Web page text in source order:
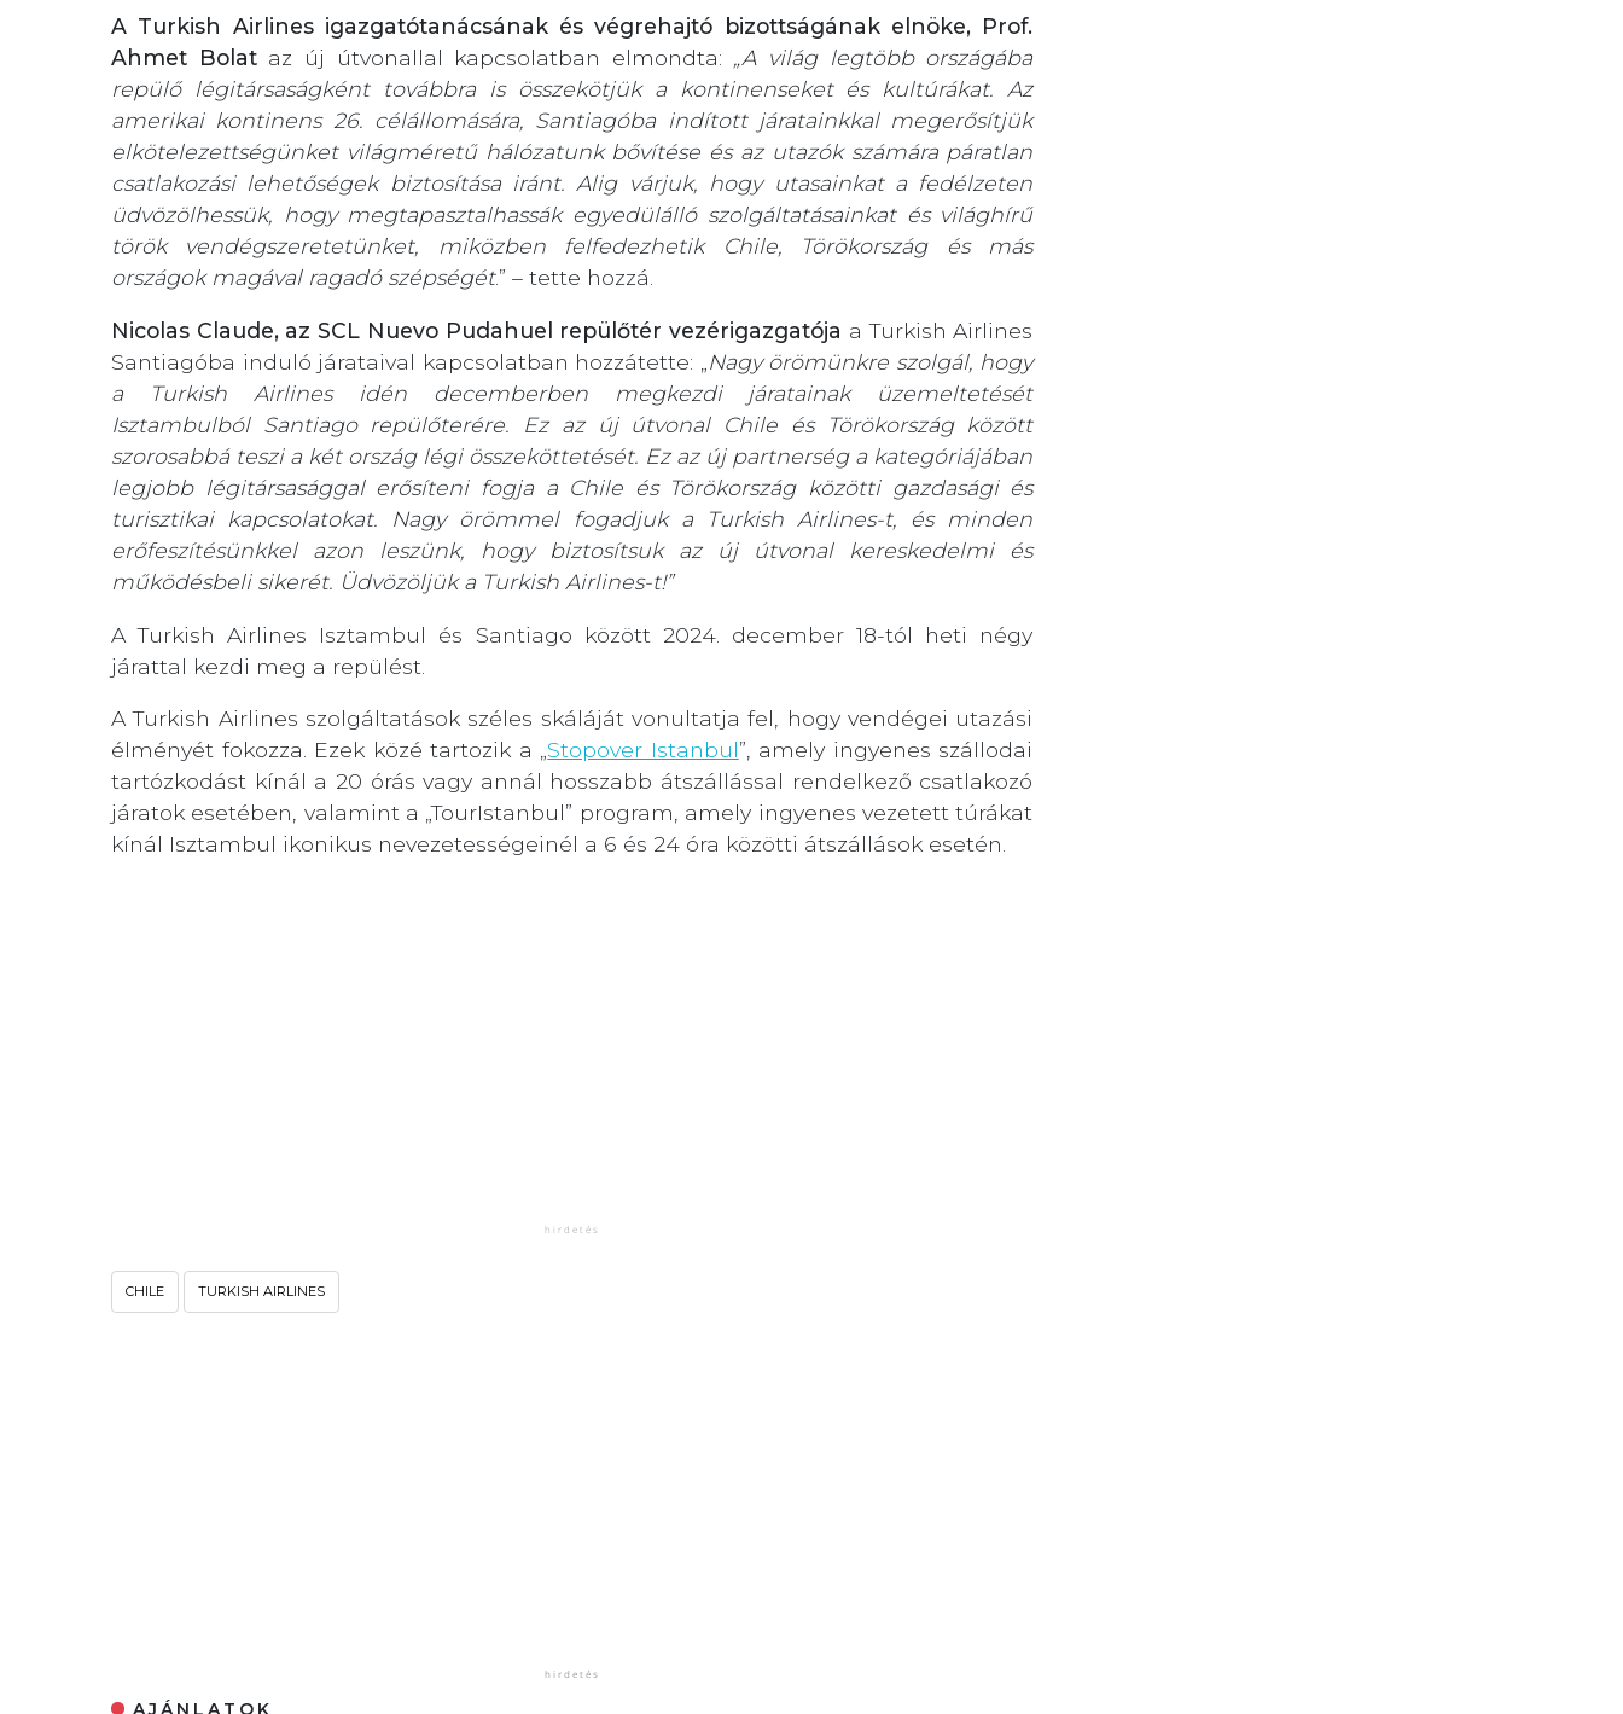
A Turkish Airlines igazgatótanácsának és végrehajtó bizottságának elnöke, Prof.
Ahmet Bolataz új útvonallal kapcsolatban elmondta: „A világ legtöbb országába
repülő légitársaságként továbbra is összekötjük a kontinenseket és kultúrákat. Az
amerikai kontinens 26. célállomására, Santiagóba indított járatainkkal megerősítjük
elkötelezettségünket világméretű hálózatunk bővítése és az utazók számára páratlan
csatlakozási lehetőségek biztosítása iránt. Alig várjuk, hogy utasainkat a fedélzeten
üdvözölhessük, hogy megtapasztalhassák egyedülálló szolgáltatásainkat és világhírű
török vendégszeretetünket, miközben felfedezhetik Chile, Törökország és más
országok magával ragadó szépségét.” – tette hozzá.
Nicolas Claude, az SCL Nuevo Pudahuel repülőtér vezérigazgatója a Turkish Airlines
Santiagóba induló járataival kapcsolatban hozzátette: „
Nagy örömünkre szolgál, hogy
a Turkish Airlines idén decemberben megkezdi járatainak üzemeltetését
Isztambulból Santiago repülőterére. Ez az új útvonal Chile és Törökország között
szorosabbá teszi a két ország légi összeköttetését. Ez az új partnerség a kategóriájában
legjobb légitársasággal erősíteni fogja a Chile és Törökország közötti gazdasági és
turisztikai kapcsolatokat. Nagy örömmel fogadjuk a Turkish Airlines-t, és minden
erőfeszítésünkkel azon leszünk, hogy biztosítsuk az új útvonal kereskedelmi és
működésbeli sikerét. Üdvözöljük a Turkish Airlines-t!”
A Turkish Airlines Isztambul és Santiago között 2024. december 18-tól heti négy
járattal kezdi meg a repülést.
A Turkish Airlines szolgáltatások széles skáláját vonultatja fel, hogy vendégei utazási
élményét fokozza. Ezek közé tartozik a „ Stopover Istanbul”, amely ingyenes szállodai
tartózkodást kínál a 20 órás vagy annál hosszabb átszállással rendelkező csatlakozó
járatok esetében, valamint a „TourIstanbul” program, amely ingyenes vezetett túrákat
kínál Isztambul ikonikus nevezetességeinél a 6 és 24 óra közötti átszállások esetén.
CHILE TURKISH AIRLINES
AJÁNLATOK